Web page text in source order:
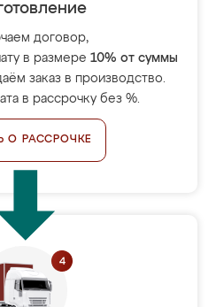
договор,
в размере 10% от суммы
заказ в производство.
в рассрочку без %.
О РАССРОЧКЕ